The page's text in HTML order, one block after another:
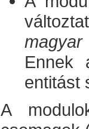
Ennek
entitást
A